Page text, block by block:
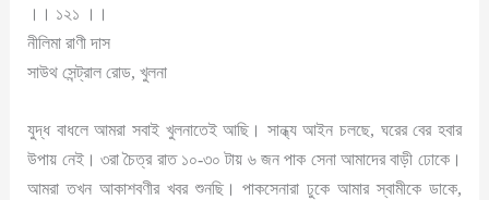
।। ১২১ ।।
নীলিমা রাণী দাস
সাউথ সেন্ট্রাল রোড, খুলনা
যুদ্ধ বাধলে আমরা সবাই খুলনাতেই আছি। সান্ধ্য আইন চলছে, ঘরের বের হবার
উপায় নেই। ৩রা চৈত্র রাত ১০-৩০ টায় ৬ জন পাক সেনা আমাদের বাড়ী ঢোকে।
আমরা তখন আকাশবণীর খবর শুনছি। পাকসেনারা ঢুকে আমার স্বামীকে ডাকে,